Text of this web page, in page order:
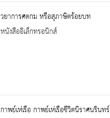
วยาการศตกม หรือสุภาษิตร้อยบท
หนังสืออิเล็กทรอนิกส์
กาพย์เห่เรือ กาพย์เห่เรือชีวิตนิราศนรินทร์